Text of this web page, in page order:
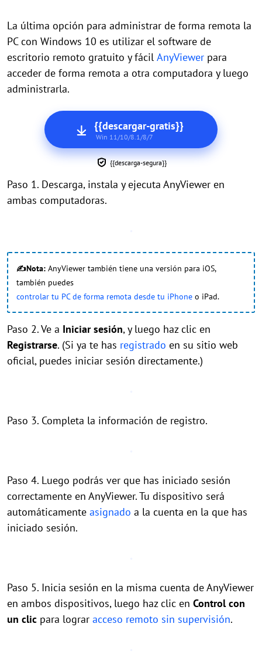
La última opción para administrar de forma remota la
PC con Windows 10 es utilizar el software de
escritorio remoto gratuito y fácil AnyViewer para
acceder de forma remota a otra computadora y luego
administrarla.
{{descargar-gratis}}
Win 11/10/8.1/8/7
{{descarga-segura}}
Paso 1. Descarga, instala y ejecuta AnyViewer en
ambas computadoras.
✍Nota: AnyViewer también tiene una versión para iOS,
también puedes
controlar tu PC de forma remota desde tu iPhone o iPad.
Paso 2. Ve a Iniciar sesión, y luego haz clic en
Registrarse. (Si ya te has registrado en su sitio web
oficial, puedes iniciar sesión directamente.)
Paso 3. Completa la información de registro.
Paso 4. Luego podrás ver que has iniciado sesión
correctamente en AnyViewer. Tu dispositivo será
automáticamente asignado a la cuenta en la que has
iniciado sesión.
Paso 5. Inicia sesión en la misma cuenta de AnyViewer
en ambos dispositivos, luego haz clic en Control con
un clic para lograr acceso remoto sin supervisión.